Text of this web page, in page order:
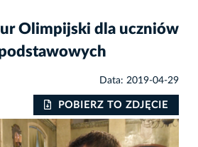
Olimpijski dla uczniów
Data: 2019-04-29
POBIERZ TO ZDJĘCIE